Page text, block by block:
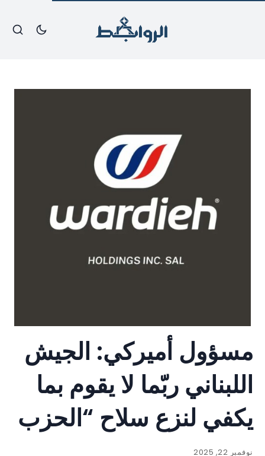
مسؤول أميركي: الجيش
اللبناني ربّما لا يقوم بما
يكفي لنزع سلاح “الحزب
نوفمبر 22, 2025